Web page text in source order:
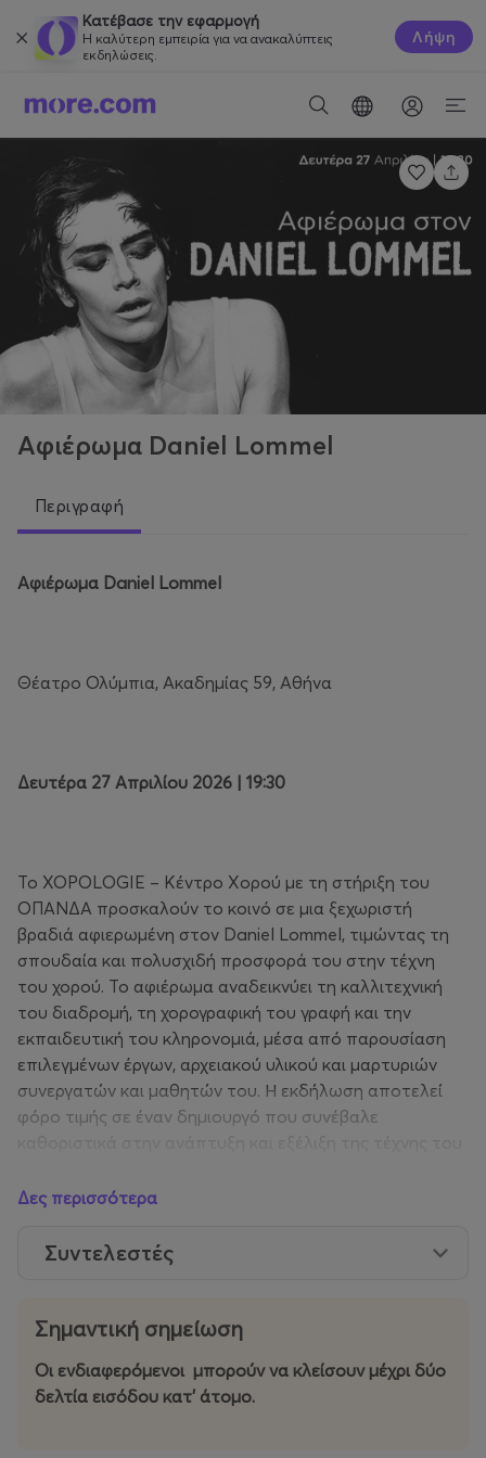
Κατέβασε την εφαρμογή
Η καλύτερη εμπειρία για να ανακαλύπτεις
εκδηλώσεις.
Λήψη
Αφιέρωμα Daniel Lommel
Περιγραφή
Αφιέρωμα Daniel Lommel
Θέατρο Ολύμπια, Ακαδημίας 59, Αθήνα
Δευτέρα 27 Απριλίου 2026 | 19:30
Το ΧΟΡΟLOGIE – Κέντρο Χορού με τη στήριξη του
ΟΠΑΝΔΑ προσκαλούν το κοινό σε μια ξεχωριστή
βραδιά αφιερωμένη στον Daniel Lommel, τιμώντας τη
σπουδαία και πολυσχιδή προσφορά του στην τέχνη
του χορού. Το αφιέρωμα αναδεικνύει τη καλλιτεχνική
του διαδρομή, τη χορογραφική του γραφή και την
εκπαιδευτική του κληρονομιά, μέσα από παρουσίαση
επιλεγμένων έργων, αρχειακού υλικού και μαρτυριών
συνεργατών και μαθητών του. Η εκδήλωση αποτελεί
φόρο τιμής σε έναν δημιουργό που συνέβαλε
βραδιά μνήμης και καλλιτεχνικής αναγνώρισης, ανοιχτή
Ο Daniel Lommel υπήρξε χορευτής διεθνούς
σκηνική ταυτότητα που άφησε μοναδικό ερμηνευτικό
στενά με την Ελλάδα, όπου ανέπτυξε πλούσια
χορογραφική δράση και συνέβαλε καθοριστικά στη
Δες περισσότερα
Συντελεστές
Σημαντική σημείωση
Οι ενδιαφερόμενοι μπορούν να κλείσουν μέχρι δύο
δελτία εισόδου κατ' άτομο.